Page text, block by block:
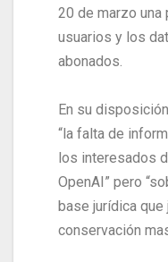
20 de marzo
usuarios y los
abonados.
En su
“la falta de
los interesados
OpenAI” pero
base jurídica
conservación